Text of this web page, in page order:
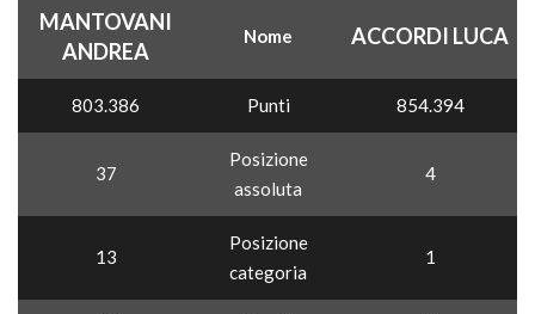
MANTOVANI
ANDREA
Nome ACCORDI LUCA
803.386 Punti 854.394
37
Posizione
assoluta
4
13
Posizione
categoria
1